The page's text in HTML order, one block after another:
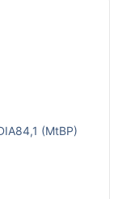
(MtBP)